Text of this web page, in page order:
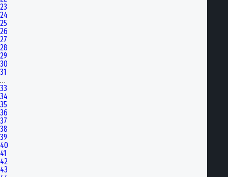
23
24
25
26
27
28
29
30
31
…
33
34
35
36
37
38
39
40
41
42
43